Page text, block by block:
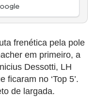
frenética pela pole
em primeiro, a
Dessotti, LH
ficaram no ‘Top 5’.
de largada.